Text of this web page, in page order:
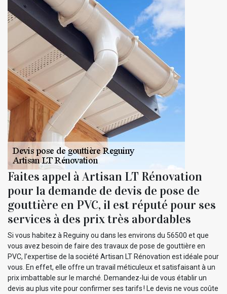
Faites appel à Artisan LT Rénovation
pour la demande de devis de pose de
gouttière en PVC, il est réputé pour ses
services à des prix très abordables
Si vous habitez à Reguiny ou dans les environs du 56500 et que
vous avez besoin de faire des travaux de pose de gouttière en
PVC, l’expertise de la société Artisan LT Rénovation est idéale pour
vous. En effet, elle offre un travail méticuleux et satisfaisant à un
prix imbattable sur le marché. Demandez-lui de vous établir un
devis au plus vite pour confirmer ses tarifs ! Le devis ne vous coûte